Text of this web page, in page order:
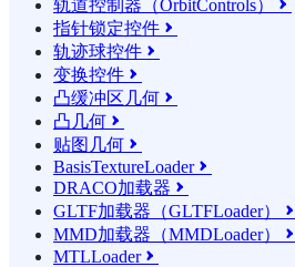
轨道控制器（OrbitControls） 
指针锁定控件 
轨迹球控件 
变换控件 
凸缓冲区几何 
凸几何 
贴图几何 
BasisTextureLoader
DRACO加载器 
GLTF加载器（GLTFLoader） 
MMD加载器（MMDLoader） 
MTLLoader